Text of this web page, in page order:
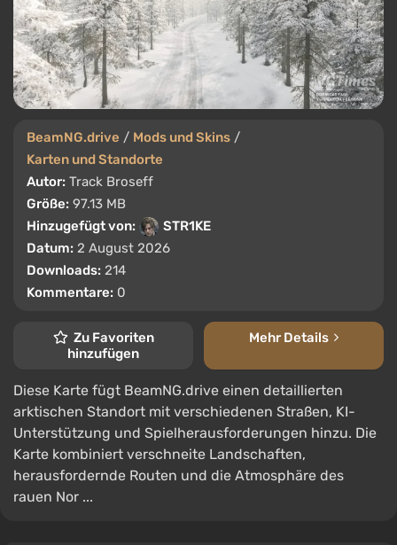
BeamNG.drive / Mods und Skins /
Karten und Standorte
Autor: Track Broseff
Größe: 97.13 MB
Hinzugefügt von:
STR1KE
Datum: 2 August 2026
Downloads: 214
Kommentare: 0
Zu Favoriten
hinzufügen
Mehr Details
Diese Karte fügt BeamNG.drive einen detaillierten
arktischen Standort mit verschiedenen Straßen, KI-
Unterstützung und Spielherausforderungen hinzu. Die
Karte kombiniert verschneite Landschaften,
herausfordernde Routen und die Atmosphäre des
rauen Nor ...